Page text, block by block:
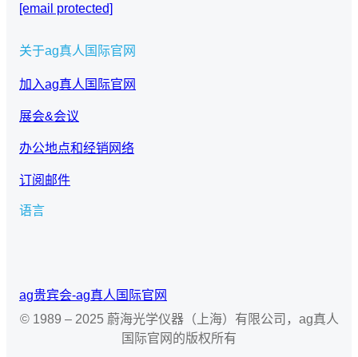
[email protected]
关于ag真人国际官网
加入ag真人国际官网
展会&会议
办公地点和经销网络
订阅邮件
语言
s
e
a
ag贵宾会-ag真人国际官网
© 1989 – 2025 蔚海光学仪器（上海）有限公司，ag真人
国际官网的版权所有